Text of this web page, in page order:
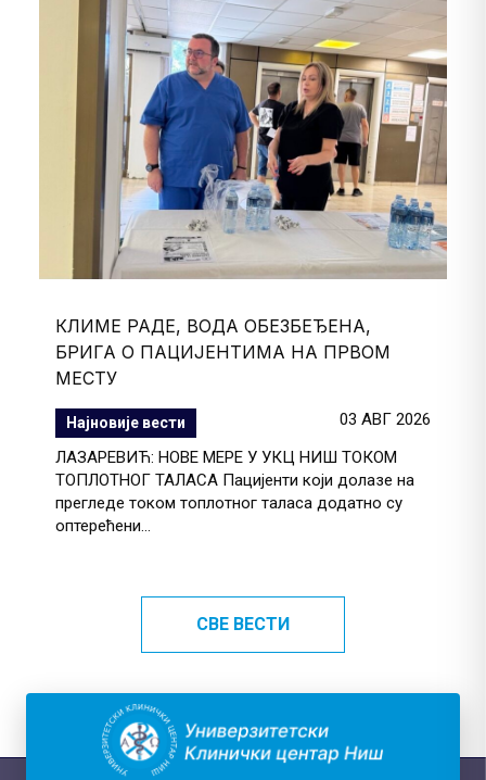
КЛИМЕ РАДЕ, ВОДА ОБЕЗБЕЂЕНА,
БРИГА О ПАЦИЈЕНТИМА НА ПРВОМ
МЕСТУ
Најновије вести
03 АВГ 2026
ЛАЗАРЕВИЋ: НОВЕ МЕРЕ У УКЦ НИШ ТОКОМ
ТОПЛОТНОГ ТАЛАСА Пацијенти који долазе на
прегледе током топлотног таласа додатно су
оптерећени...
СВЕ ВЕСТИ